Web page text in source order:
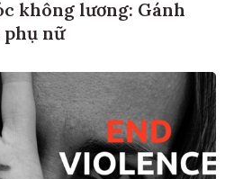
không lương: Gánh
nữ